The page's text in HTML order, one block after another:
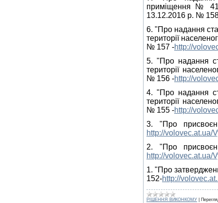
приміщення №
13.12.2016 р. №
6. "Про надання
території
№ 157 -http://
5. "Про надання
території
№ 156 -http://
4. "Про надання
території
№ 155 -http://
3. "Про
http://volovec.at.ua/
2. "Про
http://volovec.at.ua/
1. "Про
152-http://
РІШЕННЯ ВИКОНКОМУ